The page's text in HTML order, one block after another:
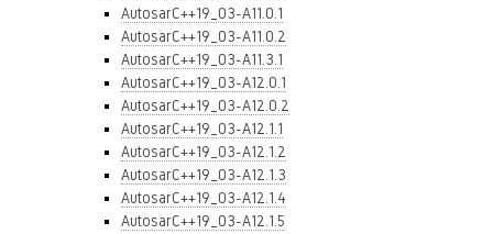
AutosarC++19_03-A11.0.1
AutosarC++19_03-A11.0.2
AutosarC++19_03-A11.3.1
AutosarC++19_03-A12.0.1
AutosarC++19_03-A12.0.2
AutosarC++19_03-A12.1.1
AutosarC++19_03-A12.1.2
AutosarC++19_03-A12.1.3
AutosarC++19_03-A12.1.4
AutosarC++19_03-A12.1.5